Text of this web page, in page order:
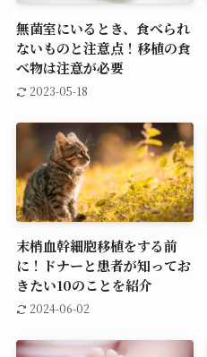
無菌室にいるとき、食べられ
ないものと注意点！移植の食
べ物は注意が必要
2023-05-18
末梢血幹細胞移植をする前
に！ドナーと患者が知ってお
きたい10のことを紹介
2024-06-02